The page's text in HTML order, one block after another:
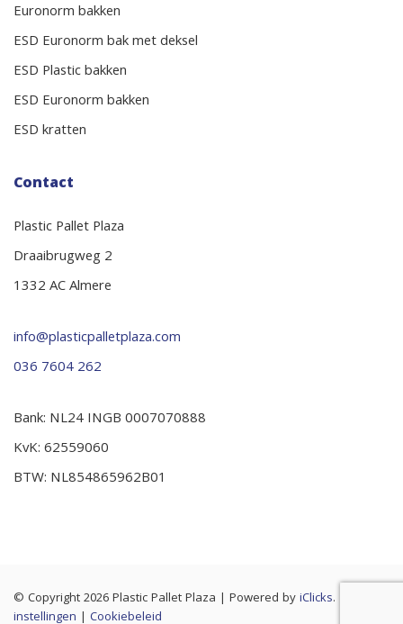
Euronorm bakken
ESD Euronorm bak met deksel
ESD Plastic bakken
ESD Euronorm bakken
ESD kratten
Contact
Plastic Pallet Plaza
Draaibrugweg 2
1332 AC Almere
info@plasticpalletplaza.com
036 7604 262
Bank: NL24 INGB 0007070888
KvK: 62559060
BTW: NL854865962B01
© Copyright 2026 Plastic Pallet Plaza | Powered byiClicks. |
instellingen | Cookiebeleid